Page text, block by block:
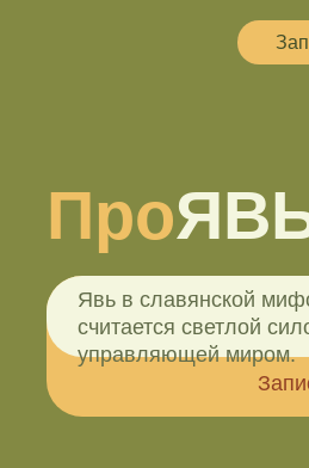
Про
Явь в славянской
считается светлой
управляющей миром.